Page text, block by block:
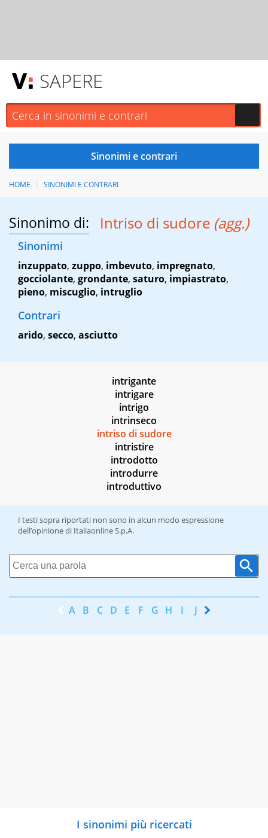
SAPERE
HOME SINONIMI E CONTRARI
Sinonimo di: Intriso di sudore (agg.)
Sinonimi
inzuppato, zuppo, imbevuto, impregnato,
gocciolante, grondante, saturo, impiastrato,
pieno, miscuglio, intruglio
Contrari
arido, secco, asciutto
intrigante
intrigare
intrigo
intrinseco
intriso di sudore
intristire
introdotto
introdurre
introduttivo
I testi sopra riportati non sono in alcun modo espressione
dell’opinione di Italiaonline S.p.A.
A B C D E F G H I J K
I sinonimi più ricercati